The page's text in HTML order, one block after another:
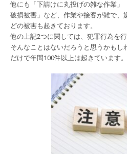
他にも「下請けに丸投げの雑な作業」
破損被害」など、作業や接客が雑で、
どの被害も起きております。
他の上記2つに関しては、犯罪行為を
そんなことはないだろうと思うかもし
だけで年間100件以上は起きています。